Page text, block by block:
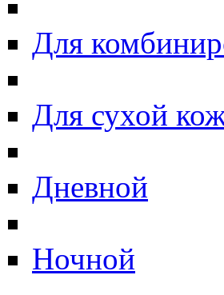
Для
Для сухой
Дневной
Ночной